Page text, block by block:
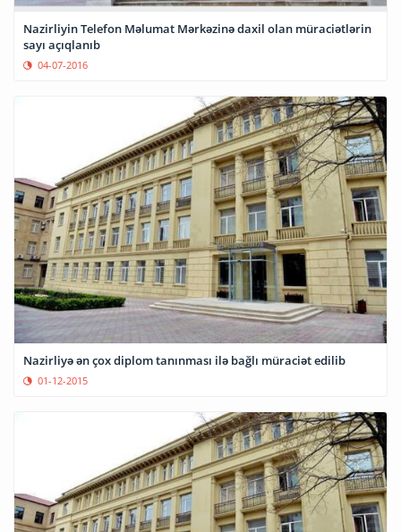
Nazirliyin Telefon Məlumat Mərkəzinə daxil olan müraciətlərin
sayı açıqlanıb
04-07-2016
Nazirliyə ən çox diplom tanınması ilə bağlı müraciət edilib
01-12-2015